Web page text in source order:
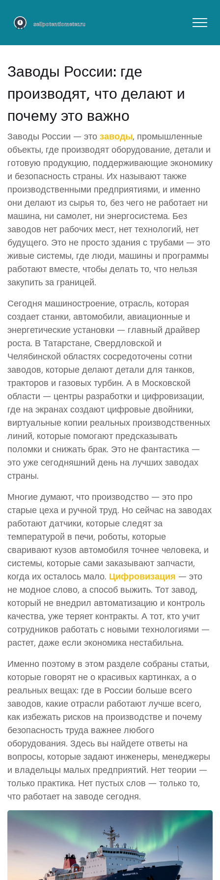
Заводы России: где
производят, что делают и
почему это важно
Заводы России — это заводы, промышленные
объекты, где производят оборудование, детали и
готовую продукцию, поддерживающие экономику
и безопасность страны. Их называют также
производственными предприятиями, и именно
они делают из сырья то, без чего не работает ни
машина, ни самолет, ни энергосистема. Без
заводов нет рабочих мест, нет технологий, нет
будущего. Это не просто здания с трубами — это
живые системы, где люди, машины и программы
работают вместе, чтобы делать то, что нельзя
закупить за границей.
Сегодня машиностроение, отрасль, которая
создает станки, автомобили, авиационные и
энергетические установки — главный драйвер
роста. В Татарстане, Свердловской и
Челябинской областях сосредоточены сотни
заводов, которые делают детали для танков,
тракторов и газовых турбин. А в Московской
области — центры разработки и цифровизации,
где на экранах создают цифровые двойники,
виртуальные копии реальных производственных
линий, которые помогают предсказывать
поломки и снижать брак. Это не фантастика —
это уже сегодняшний день на лучших заводах
страны.
Многие думают, что производство — это про
старые цеха и ручной труд. Но сейчас на заводах
работают датчики, которые следят за
температурой в печи, роботы, которые
сваривают кузов автомобиля точнее человека, и
системы, которые сами заказывают запчасти,
когда их осталось мало. Цифровизация — это
не модное слово, а способ выжить. Тот завод,
который не внедрил автоматизацию и контроль
качества, уже теряет контракты. А тот, кто учит
сотрудников работать с новыми технологиями —
растет, даже если экономика нестабильна.
Именно поэтому в этом разделе собраны статьи,
которые говорят не о красивых картинках, а о
реальных вещах: где в России больше всего
заводов, какие отрасли работают лучше всего,
как избежать рисков на производстве и почему
безопасность труда важнее любого
оборудования. Здесь вы найдете ответы на
вопросы, которые задают инженеры, менеджеры
и владельцы малых предприятий. Нет теории —
только практика. Нет пустых слов — только то,
что работает на заводе сегодня.